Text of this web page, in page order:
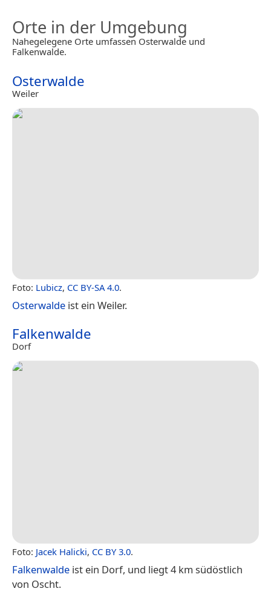
Orte in der Umgebung
Nahegelegene Orte umfassen Osterwalde und
Falkenwalde.
Osterwalde
Weiler
Foto: Lubicz, CC BY-SA 4.0.
Osterwalde ist ein Weiler.
Falkenwalde
Dorf
Foto: Jacek Halicki, CC BY 3.0.
Falkenwalde ist ein Dorf, und liegt 4 km südöstlich
von Oscht.